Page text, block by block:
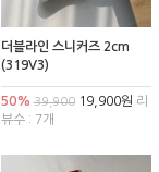
더블라인 스니커즈 2cm
(319V3)
50% 39,90019,900원 리
뷰수 : 7개